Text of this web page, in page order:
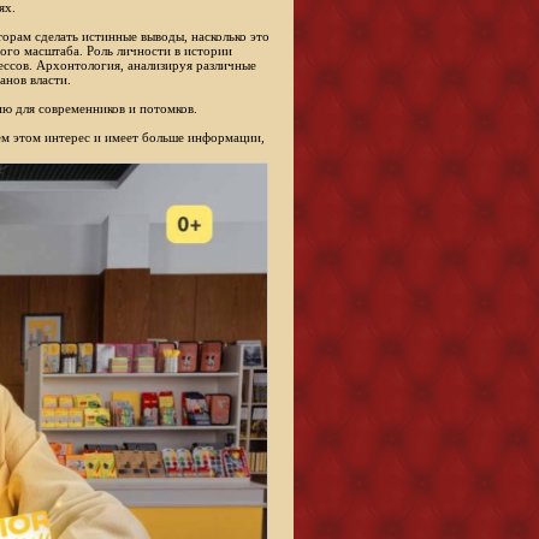
сделать истинные выводы, насколько это
масштаба. Роль личности в истории
Архонтология, анализируя различные
власти.
для современников и потомков.
этом интерес и имеет больше информации,